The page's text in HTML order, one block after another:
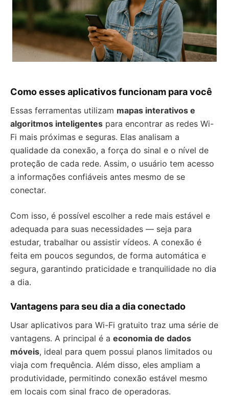
Como esses aplicativos funcionam para você
Essas ferramentas utilizam mapas interativos e
algoritmos inteligentes para encontrar as redes Wi-
Fi mais próximas e seguras. Elas analisam a
qualidade da conexão, a força do sinal e o nível de
proteção de cada rede. Assim, o usuário tem acesso
a informações confiáveis antes mesmo de se
conectar.
Com isso, é possível escolher a rede mais estável e
adequada para suas necessidades — seja para
estudar, trabalhar ou assistir vídeos. A conexão é
feita em poucos segundos, de forma automática e
segura, garantindo praticidade e tranquilidade no dia
a dia.
Vantagens para seu dia a dia conectado
Usar aplicativos para Wi-Fi gratuito traz uma série de
vantagens. A principal é a economia de dados
móveis, ideal para quem possui planos limitados ou
viaja com frequência. Além disso, eles ampliam a
produtividade, permitindo conexão estável mesmo
em locais com sinal fraco de operadoras.